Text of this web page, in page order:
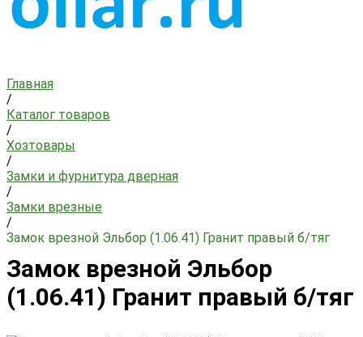
Главная
/
Каталог товаров
/
Хозтовары
/
Замки и фурнитура дверная
/
Замки врезные
/
Замок врезной Эльбор (1.06.41) Гранит правый б/тяг
Замок врезной Эльбор
(1.06.41) Гранит правый б/тяг